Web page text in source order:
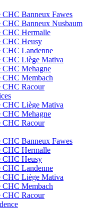
CHC Banneux Fawes
CHC Banneux Nusbaum
CHC Hermalle
CHC Heusy
CHC Landenne
CHC Liège Mativa
CHC Mehagne
CHC Membach
CHC Racour
CHC Liège Mativa
CHC Mehagne
CHC Racour
CHC Banneux Fawes
CHC Hermalle
CHC Heusy
CHC Landenne
CHC Liège Mativa
CHC Membach
CHC Racour